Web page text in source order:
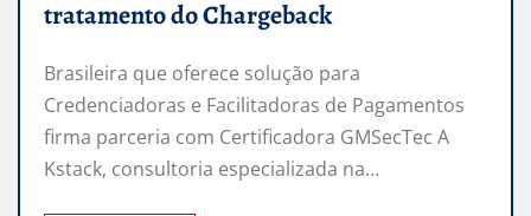
tratamento do Chargeback
Brasileira que oferece solução para
Credenciadoras e Facilitadoras de Pagamentos
firma parceria com Certificadora GMSecTec A
Kstack, consultoria especializada na…